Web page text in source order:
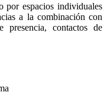
por espacios individuales
a la combinación con
presencia, contactos de